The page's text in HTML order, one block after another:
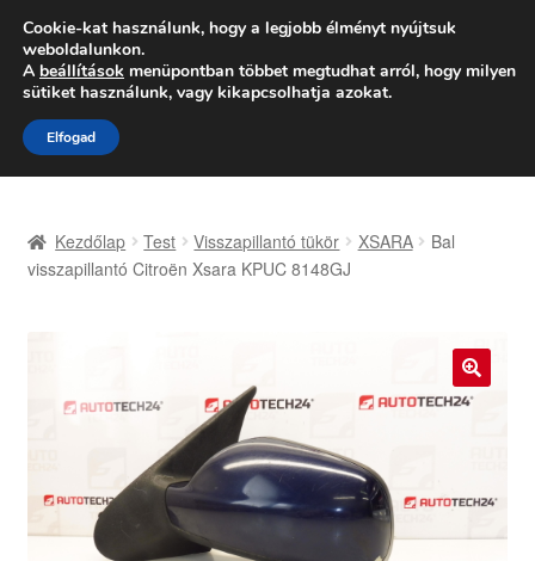
SZÁLLÍTÁS 2618 Ft-tól
Hétfő-Péntek 9:00–16:0006 80 088 054
Ugrás
a
navigációhoz
Kilépés
a
tartalomba
Adatvédelmi irányelvek
Panasz
Kezdőlap Test Visszapillantó tükör XSARA
Bal
visszapillantó Citroën Xsara KPUC 8148GJ
🔍
Cookie-kat használunk, hogy a legjobb élményt nyújtsuk
weboldalunkon.
A beállítások menüpontban többet megtudhat arról, hogy milyen
sütiket használunk, vagy kikapcsolhatja azokat.
Elfogad